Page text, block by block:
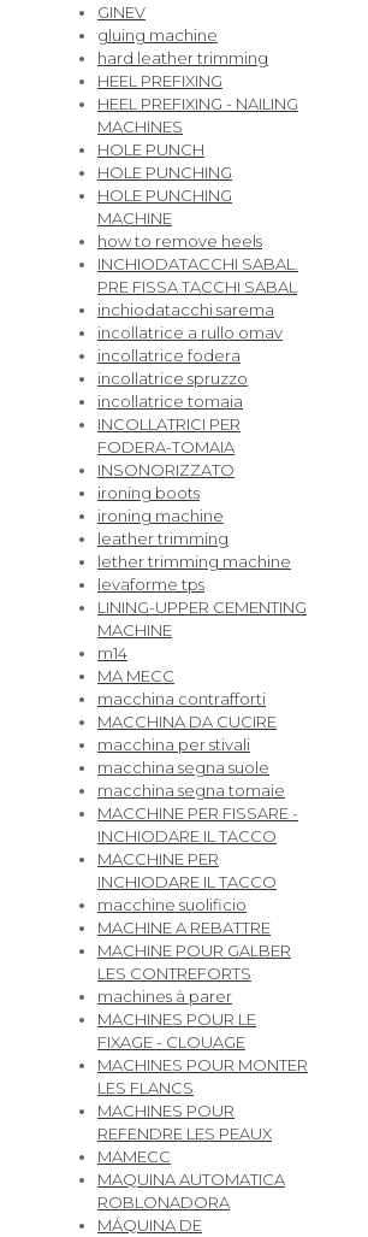
GINEV
gluing machine
hard leather trimming
HEEL PREFIXING
HEEL PREFIXING - NAILING
MACHINES
HOLE PUNCH
HOLE PUNCHING
HOLE PUNCHING
MACHINE
how to remove heels
INCHIODATACCHI SABAL.
PRE FISSA TACCHI SABAL
inchiodatacchi sarema
incollatrice a rullo omav
incollatrice fodera
incollatrice spruzzo
incollatrice tomaia
INCOLLATRICI PER
FODERA-TOMAIA
INSONORIZZATO
ironing boots
ironing machine
leather trimming
lether trimming machine
levaforme tps
LINING-UPPER CEMENTING
MACHINE
m14
MA MECC
macchina contrafforti
MACCHINA DA CUCIRE
macchina per stivali
macchina segna suole
macchina segna tomaie
MACCHINE PER FISSARE -
INCHIODARE IL TACCO
MACCHINE PER
INCHIODARE IL TACCO
macchine suolificio
MACHINE A REBATTRE
MACHINE POUR GALBER
LES CONTREFORTS
machines à parer
MACHINES POUR LE
FIXAGE - CLOUAGE
MACHINES POUR MONTER
LES FLANCS
MACHINES POUR
REFENDRE LES PEAUX
MAMECC
MAQUINA AUTOMATICA
ROBLONADORA
MÁQUINA DE